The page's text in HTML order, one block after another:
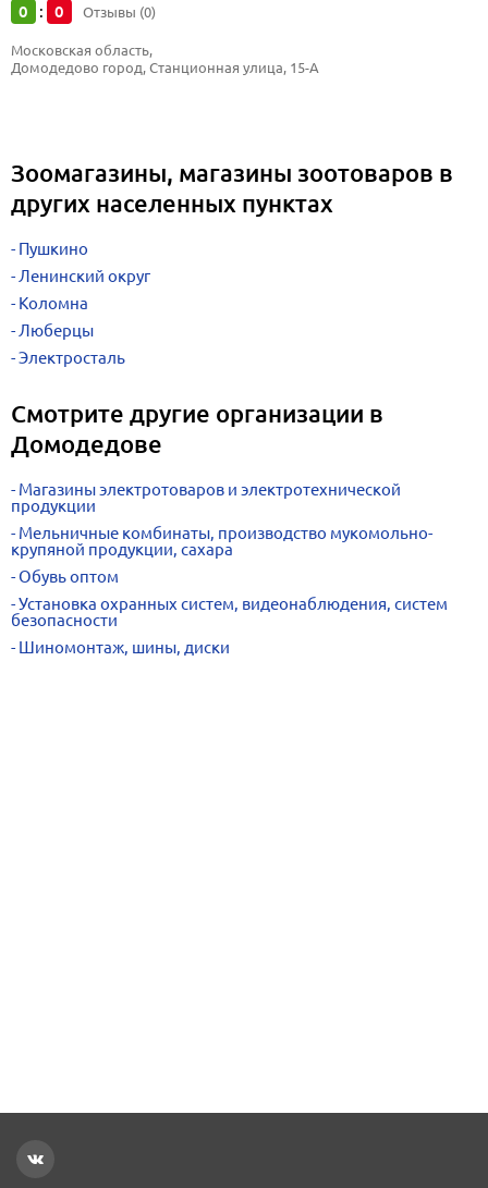
0 : 0 Отзывы (0)
Московская область,
Домодедово город, Станционная улица, 15-А
Зоомагазины, магазины зоотоваров в
других населенных пунктах
Пушкино
Ленинский округ
Коломна
Люберцы
Электросталь
Смотрите другие организации в
Домодедове
Магазины электротоваров и электротехнической
продукции
Мельничные комбинаты, производство мукомольно-
крупяной продукции, сахара
Обувь оптом
Установка охранных систем, видеонаблюдения, систем
безопасности
Шиномонтаж, шины, диски